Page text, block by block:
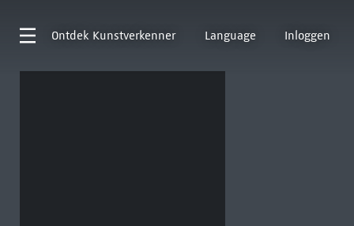
Ontdek Kunstverkenner Language Inloggen